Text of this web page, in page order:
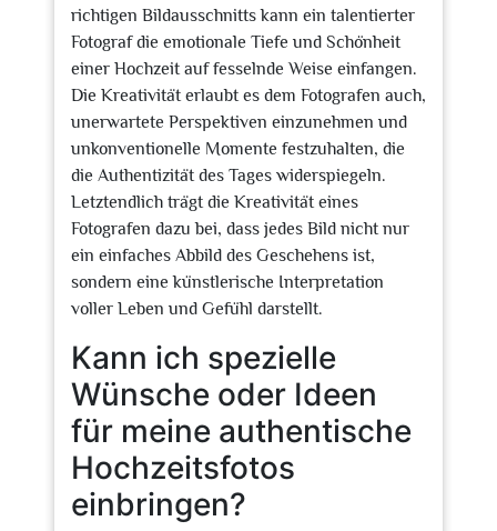
richtigen Bildausschnitts kann ein talentierter
Fotograf die emotionale Tiefe und Schönheit
einer Hochzeit auf fesselnde Weise einfangen.
Die Kreativität erlaubt es dem Fotografen auch,
unerwartete Perspektiven einzunehmen und
unkonventionelle Momente festzuhalten, die
die Authentizität des Tages widerspiegeln.
Letztendlich trägt die Kreativität eines
Fotografen dazu bei, dass jedes Bild nicht nur
ein einfaches Abbild des Geschehens ist,
sondern eine künstlerische Interpretation
voller Leben und Gefühl darstellt.
Kann ich spezielle
Wünsche oder Ideen
für meine authentische
Hochzeitsfotos
einbringen?